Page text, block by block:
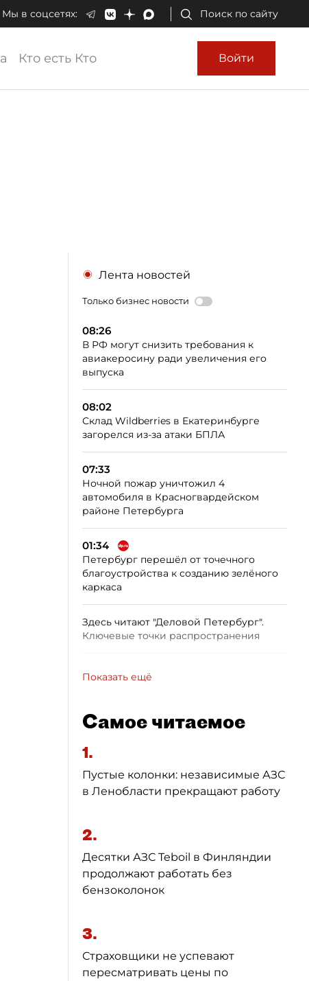
Мы в соцсетях: Поиск по сайту
Кто есть Кто Войти
Лента новостей
Только бизнес новости
08:26
В РФ могут снизить требования к
авиакеросину ради увеличения его
выпуска
08:02
Склад Wildberries в Екатеринбурге
загорелся из-за атаки БПЛА
07:33
Ночной пожар уничтожил 4
автомобиля в Красногвардейском
районе Петербурга
01:34
Петербург перешёл от точечного
благоустройства к созданию зелёного
каркаса
Здесь читают "Деловой Петербург".
Ключевые точки распространения
Показать ещё
Самое читаемое
1.
Пустые колонки: независимые АЗС
в Ленобласти прекращают работу
2.
Десятки АЗС Teboil в Финляндии
продолжают работать без
бензоколонок
3.
Страховщики не успевают
пересматривать цены по